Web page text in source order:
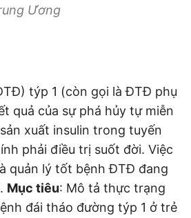
Ương
týp 1 (còn gọi là ĐTĐ phụ
quả của sự phá hủy tự miễn
xuất insulin trong tuyến
phải điều trị suốt đời. Việc
quản lý tốt bệnh ĐTĐ đang
Mục tiêu: Mô tả thực trạng
đái tháo đường týp 1 ở trẻ